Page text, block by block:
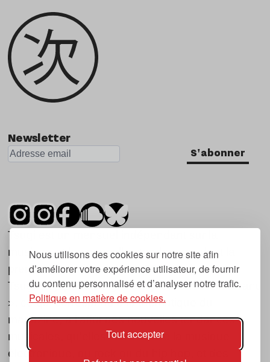
Nous utilisons des cookies sur notre site afin
d’améliorer votre expérience utilisateur, de fournir
du contenu personnalisé et d’analyser notre trafic.
Politique en matière de cookies.
Tout accepter
Newsletter
S'abonner
Tsugi est un mensuel indépendant sur la
musique et les nouvelles tendances, dont la
première parution date de 2007.
Tsugi en japonais signifie « prochain », « suivant
», ce qui correspond à la thématique du
magazine, à l’affût des nouvelles tendances
musicales, qu’elles viennent de la musique
électronique, du rock ou du hip hop, et des